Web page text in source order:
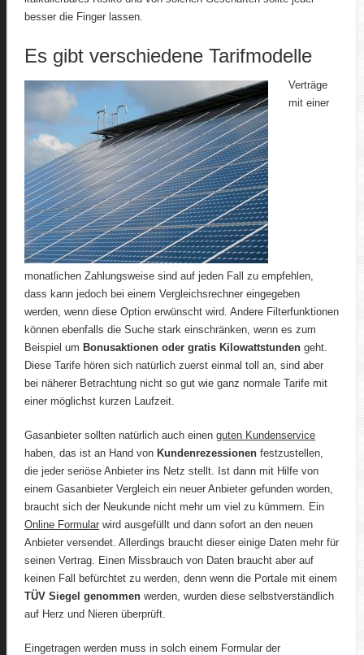
besser die Finger lassen.
Es gibt verschiedene Tarifmodelle
Verträge
mit einer
monatlichen Zahlungsweise sind auf jeden Fall zu empfehlen,
dass kann jedoch bei einem Vergleichsrechner eingegeben
werden, wenn diese Option erwünscht wird. Andere Filterfunktionen
können ebenfalls die Suche stark einschränken, wenn es zum
Beispiel um Bonusaktionen oder gratis Kilowattstunden geht.
Diese Tarife hören sich natürlich zuerst einmal toll an, sind aber
bei näherer Betrachtung nicht so gut wie ganz normale Tarife mit
einer möglichst kurzen Laufzeit.
Gasanbieter sollten natürlich auch einenguten Kundenservice
haben, das ist an Hand von Kundenrezessionen festzustellen,
die jeder seriöse Anbieter ins Netz stellt. Ist dann mit Hilfe von
einem Gasanbieter Vergleich ein neuer Anbieter gefunden worden,
braucht sich der Neukunde nicht mehr um viel zu kümmern. Ein
Online Formular wird ausgefüllt und dann sofort an den neuen
Anbieter versendet. Allerdings braucht dieser einige Daten mehr für
seinen Vertrag. Einen Missbrauch von Daten braucht aber auf
keinen Fall befürchtet zu werden, denn wenn die Portale mit einem
TÜV Siegel genommen werden, wurden diese selbstverständlich
auf Herz und Nieren überprüft.
Eingetragen werden muss in solch einem Formular der